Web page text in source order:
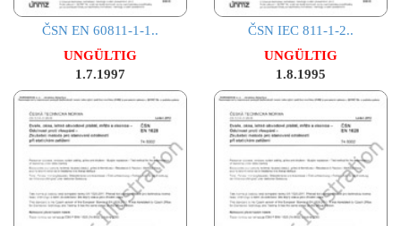
ČSN EN 60811-1-1..
UNGÜLTIG
1.7.1997
ČSN IEC 811-1-2..
UNGÜLTIG
1.8.1995